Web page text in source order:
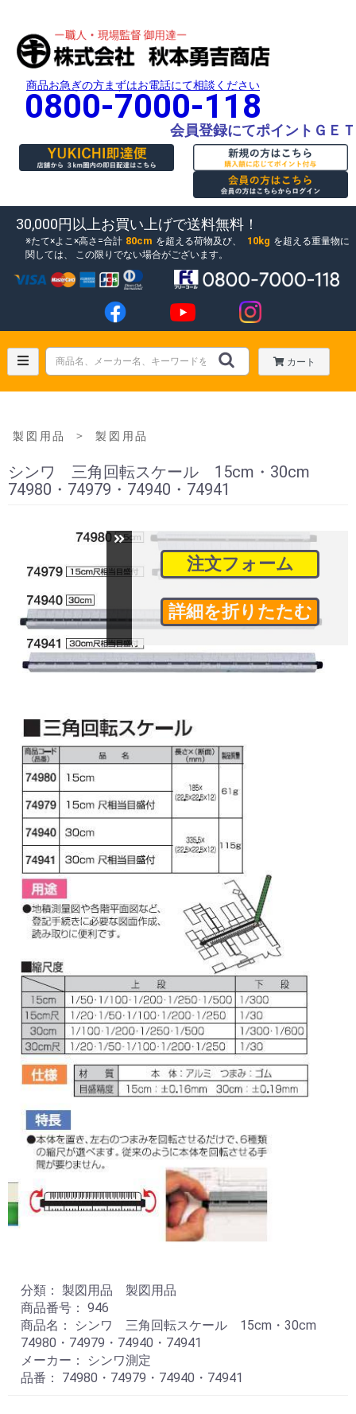
商品お急ぎの方まずはお電話にて相談ください
0800-7000-118
会員登録にてポイントＧＥＴ
30,000円以上お買い上げで送料無料！
たて×よこ×高さ=合計 80cm を超える荷物及び、 10kg を超える重量物に
関しては、
この限りでない場合がございます。
カート
製図用品 ＞ 製図用品
シンワ 三角回転スケール 15cm・30cm
74980・74979・74940・74941
注文フォーム
分類： 製図用品 製図用品
商品番号： 946
商品名： シンワ 三角回転スケール 15cm・30cm
74980・74979・74940・74941
メーカー： シンワ測定
品番： 74980・74979・74940・74941